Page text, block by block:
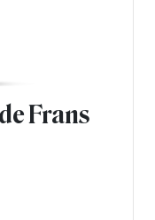
Frans